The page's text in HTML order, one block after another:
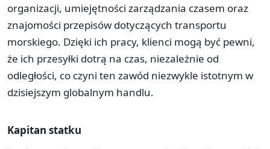
organizacji, umiejętności zarządzania czasem oraz
znajomości przepisów dotyczących transportu
morskiego. Dzięki ich pracy, klienci mogą być pewni,
że ich przesyłki dotrą na czas, niezależnie od
odległości, co czyni ten zawód niezwykle istotnym w
dzisiejszym globalnym handlu.
Kapitan statku